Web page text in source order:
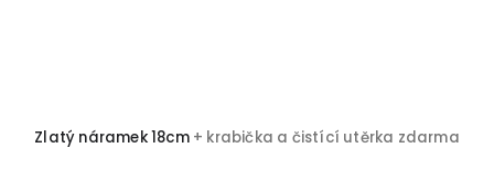
Zlatý náramek 18cm + krabička a čistící utěrka zdarma